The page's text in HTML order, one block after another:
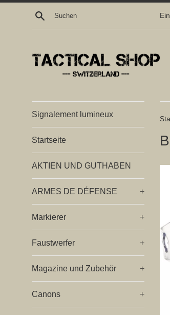
Direkt
Suchen
Signalement lumineux
Startseite
AKTIEN UND GUTHABEN
ARMES DE DÉFENSE +
Markierer +
Faustwerfer +
Magazine und Zubehör +
Canons +